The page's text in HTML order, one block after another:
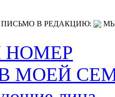
ПИСЬМО В РЕДАКЦИЮ:
НОМЕР
МОЕЙ